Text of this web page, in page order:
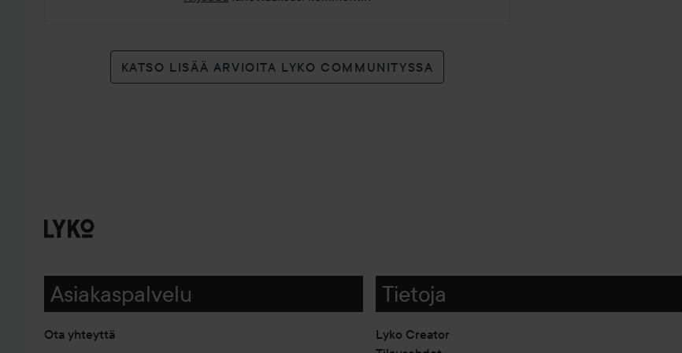
KATSO LISÄÄ ARVIOITA LYKO COMMUNITYSSA
Asiakaspalvelu
Ota yhteyttä
Tietoja
Lyko Creator